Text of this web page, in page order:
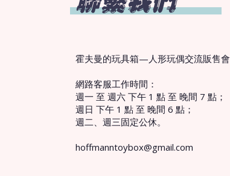
霍夫曼的玩具箱—人形玩偶交流販售會
網路客服工作時間：
週一 至 週六 下午 1 點 至 晚間 7 點；
週日 下午 1 點 至 晚間 6 點；
週二、週三固定公休。
hoffmanntoybox@gmail.com